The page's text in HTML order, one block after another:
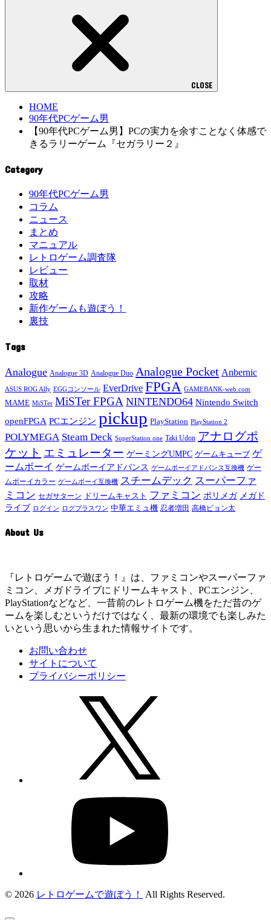
CLOSE
HOME
90年代PCゲーム男
【90年代PCゲーム男】PCの実力を余すことなく体感で
きるラリーゲーム『セガラリー２』
Category
90年代PCゲーム男
コラム
ニュース
まとめ
マニュアル
レトロゲーム調査隊
レビュー
取材
攻略
新作ゲームも遊ぼう！
裏技
Tags
Analogue Analogue 3D Analogue Duo Analogue Pocket Anbernic
ASUS ROG Ally EGGコンソール EverDrive FPGA GAMEBANK-web.com
MAME MiSTer MiSTer FPGA NINTENDO64 Nintendo Switch
openFPGA PCエンジン pickup PlayStation PlayStation 2
POLYMEGA Steam Deck SuperStation one Taki Udon アナログポ
ケット エミュレーター ゲーミングUMPC ゲームキューブ ゲ
ームボーイ ゲームボーイアドバンス ゲームボーイアドバンス互換機 ゲー
ムボーイカラー ゲームボーイ互換機 スチームデック スーパーファ
ミコン セガサターン ドリームキャスト ファミコン ポリメガ メガド
ライブ ログイン ログプラスワン 中華エミュ機 忍者増田 高橋ピョン太
About Us
『レトロゲームで遊ぼう！』は、ファミコンやスーパーファ
ミコン、メガドライブにドリームキャスト、PCエンジン、
PlayStationなどなど、一昔前のレトロゲーム機をただ昔のゲ
ームを楽しむというだけではなく、最新の環境でも楽しみた
いという思いから生まれた情報サイトです。
お問い合わせ
サイトについて
プライバシーポリシー
© 2026 レトロゲームで遊ぼう！ All Rights Reserved.